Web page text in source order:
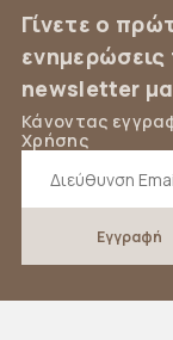
Γίνετε ο
newsletter
Κάνοντας
Χρήσης